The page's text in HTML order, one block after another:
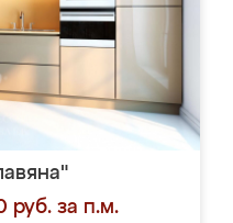
руб. за п.м.